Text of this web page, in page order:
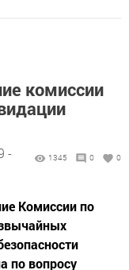
комиссии
-
1345 0 0
Комиссии по
по вопросу